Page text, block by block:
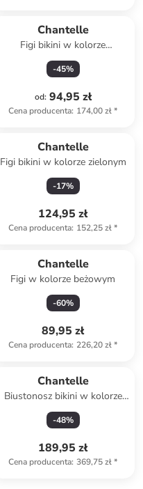
Chantelle
Figi bikini w kolorze
niebieskim
-45%
od: 94,95 zł
Cena producenta: 174,00 zł*
Chantelle
Figi bikini w kolorze zielonym
-17%
124,95 zł
Cena producenta: 152,25 zł*
Chantelle
Figi w kolorze beżowym
-60%
89,95 zł
Cena producenta: 226,20 zł*
Chantelle
Biustonosz bikini w kolorze
czerwono-fioletowym
-48%
189,95 zł
Cena producenta: 369,75 zł*